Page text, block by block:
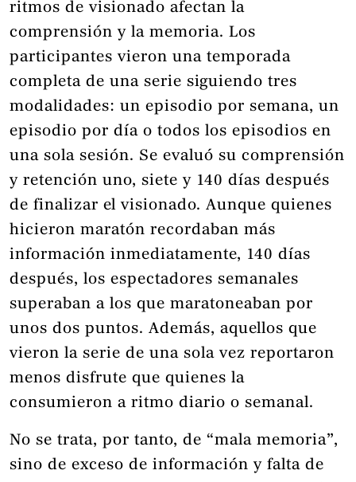
ritmos de visionado afectan la
comprensión y la memoria. Los
participantes vieron una temporada
completa de una serie siguiendo tres
modalidades: un episodio por semana, un
episodio por día o todos los episodios en
una sola sesión. Se evaluó su comprensión
y retención uno, siete y 140 días después
de finalizar el visionado. Aunque quienes
hicieron maratón recordaban más
información inmediatamente, 140 días
después, los espectadores semanales
superaban a los que maratoneaban por
unos dos puntos. Además, aquellos que
vieron la serie de una sola vez reportaron
menos disfrute que quienes la
consumieron a ritmo diario o semanal.
No se trata, por tanto, de “mala memoria”,
sino de exceso de información y falta de